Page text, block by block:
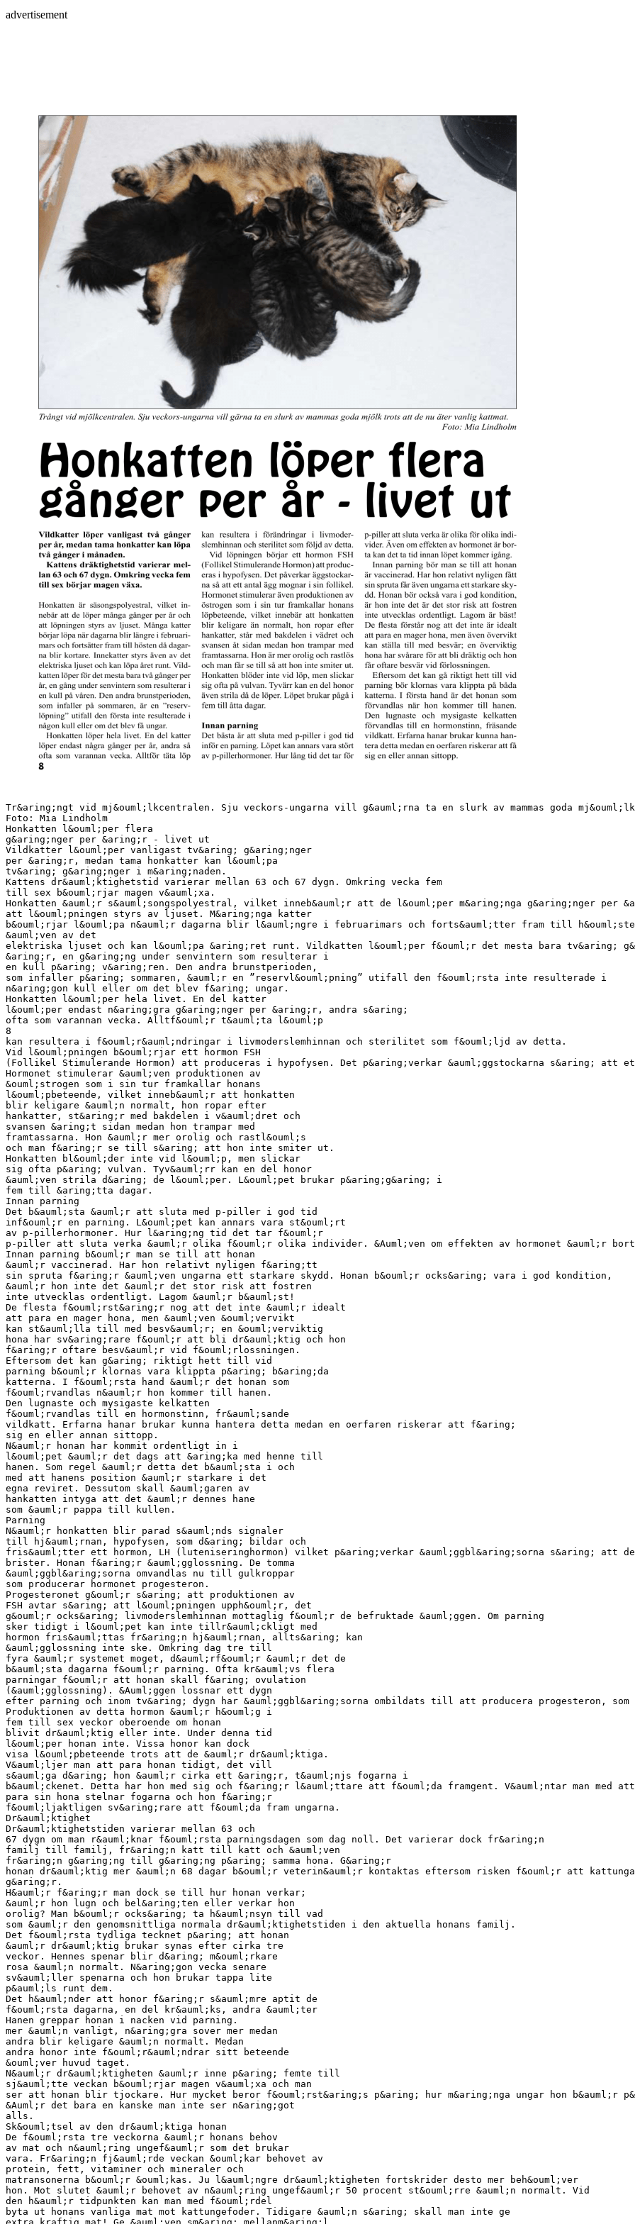
advertisement
Tr&aring;ngt vid mj&ouml;lkcentralen. Sju veckors-ungarna vill g&auml;rna ta en slurk av mammas goda mj&ouml;lk trots att de nu &auml;ter vanlig kattmat. Foto: Mia Lindholm Honkatten l&ouml;per flera g&aring;nger per &aring;r - livet ut Vildkatter l&ouml;per vanligast tv&aring; g&aring;nger per &aring;r, medan tama honkatter kan l&ouml;pa tv&aring; g&aring;nger i m&aring;naden. Kattens dr&auml;ktighetstid varierar mellan 63 och 67 dygn. Omkring vecka fem till sex b&ouml;rjar magen v&auml;xa. Honkatten &auml;r s&auml;songspolyestral, vilket inneb&auml;r att de l&ouml;per m&aring;nga g&aring;nger per &aring;r och att l&ouml;pningen styrs av ljuset. M&aring;nga katter b&ouml;rjar l&ouml;pa n&auml;r dagarna blir l&auml;ngre i februarimars och forts&auml;tter fram till h&ouml;sten d&aring; dagarna blir kortare. Innekatter styrs &auml;ven av det elektriska ljuset och kan l&ouml;pa &aring;ret runt. Vildkatten l&ouml;per f&ouml;r det mesta bara tv&aring; g&aring;nger per &aring;r, en g&aring;ng under senvintern som resulterar i en kull p&aring; v&aring;ren. Den andra brunstperioden, som infaller p&aring; sommaren, &auml;r en ”reservl&ouml;pning” utifall den f&ouml;rsta inte resulterade i n&aring;gon kull eller om det blev f&aring; ungar. Honkatten l&ouml;per hela livet. En del katter l&ouml;per endast n&aring;gra g&aring;nger per &aring;r, andra s&aring; ofta som varannan vecka. Alltf&ouml;r t&auml;ta l&ouml;p 8 kan resultera i f&ouml;r&auml;ndringar i livmoderslemhinnan och sterilitet som f&ouml;ljd av detta. Vid l&ouml;pningen b&ouml;rjar ett hormon FSH (Follikel Stimulerande Hormon) att produceras i hypofysen. Det p&aring;verkar &auml;ggstockarna s&aring; att ett antal &auml;gg mognar i sin follikel. Hormonet stimulerar &auml;ven produktionen av &ouml;strogen som i sin tur framkallar honans l&ouml;pbeteende, vilket inneb&auml;r att honkatten blir keligare &auml;n normalt, hon ropar efter hankatter, st&aring;r med bakdelen i v&auml;dret och svansen &aring;t sidan medan hon trampar med framtassarna. Hon &auml;r mer orolig och rastl&ouml;s och man f&aring;r se till s&aring; att hon inte smiter ut. Honkatten bl&ouml;der inte vid l&ouml;p, men slickar sig ofta p&aring; vulvan. Tyv&auml;rr kan en del honor &auml;ven strila d&aring; de l&ouml;per. L&ouml;pet brukar p&aring;g&aring; i fem till &aring;tta dagar. Innan parning Det b&auml;sta &auml;r att sluta med p-piller i god tid inf&ouml;r en parning. L&ouml;pet kan annars vara st&ouml;rt av p-pillerhormoner. Hur l&aring;ng tid det tar f&ouml;r p-piller att sluta verka &auml;r olika f&ouml;r olika individer. &Auml;ven om effekten av hormonet &auml;r borta kan det ta tid innan l&ouml;pet kommer ig&aring;ng. Innan parning b&ouml;r man se till att honan &auml;r vaccinerad. Har hon relativt nyligen f&aring;tt sin spruta f&aring;r &auml;ven ungarna ett starkare skydd. Honan b&ouml;r ocks&aring; vara i god kondition, &auml;r hon inte det &auml;r det stor risk att fostren inte utvecklas ordentligt. Lagom &auml;r b&auml;st! De flesta f&ouml;rst&aring;r nog att det inte &auml;r idealt att para en mager hona, men &auml;ven &ouml;vervikt kan st&auml;lla till med besv&auml;r; en &ouml;verviktig hona har sv&aring;rare f&ouml;r att bli dr&auml;ktig och hon f&aring;r oftare besv&auml;r vid f&ouml;rlossningen. Eftersom det kan g&aring; riktigt hett till vid parning b&ouml;r klornas vara klippta p&aring; b&aring;da katterna. I f&ouml;rsta hand &auml;r det honan som f&ouml;rvandlas n&auml;r hon kommer till hanen. Den lugnaste och mysigaste kelkatten f&ouml;rvandlas till en hormonstinn, fr&auml;sande vildkatt. Erfarna hanar brukar kunna hantera detta medan en oerfaren riskerar att f&aring; sig en eller annan sittopp. N&auml;r honan har kommit ordentligt in i l&ouml;pet &auml;r det dags att &aring;ka med henne till hanen. Som regel &auml;r detta det b&auml;sta i och med att hanens position &auml;r starkare i det egna reviret. Dessutom skall &auml;garen av hankatten intyga att det &auml;r dennes hane som &auml;r pappa till kullen. Parning N&auml;r honkatten blir parad s&auml;nds signaler till hj&auml;rnan, hypofysen, som d&aring; bildar och fris&auml;tter ett hormon, LH (luteniseringhormon) vilket p&aring;verkar &auml;ggbl&aring;sorna s&aring; att de brister. Honan f&aring;r &auml;gglossning. De tomma &auml;ggbl&aring;sorna omvandlas nu till gulkroppar som producerar hormonet progesteron. Progesteronet g&ouml;r s&aring; att produktionen av FSH avtar s&aring; att l&ouml;pningen upph&ouml;r, det g&ouml;r ocks&aring; livmoderslemhinnan mottaglig f&ouml;r de befruktade &auml;ggen. Om parning sker tidigt i l&ouml;pet kan inte tillr&auml;ckligt med hormon fris&auml;ttas fr&aring;n hj&auml;rnan, allts&aring; kan &auml;gglossning inte ske. Omkring dag tre till fyra &auml;r systemet moget, d&auml;rf&ouml;r &auml;r det de b&auml;sta dagarna f&ouml;r parning. Ofta kr&auml;vs flera parningar f&ouml;r att honan skall f&aring; ovulation (&auml;gglossning). &Auml;ggen lossnar ett dygn efter parning och inom tv&aring; dygn har &auml;ggbl&aring;sorna ombildats till att producera progesteron, som &auml;r ett dr&auml;ktighetshormon. Produktionen av detta hormon &auml;r h&ouml;g i fem till sex veckor oberoende om honan blivit dr&auml;ktig eller inte. Under denna tid l&ouml;per honan inte. Vissa honor kan dock visa l&ouml;pbeteende trots att de &auml;r dr&auml;ktiga. V&auml;ljer man att para honan tidigt, det vill s&auml;ga d&aring; hon &auml;r cirka ett &aring;r, t&auml;njs fogarna i b&auml;ckenet. Detta har hon med sig och f&aring;r l&auml;ttare att f&ouml;da framgent. V&auml;ntar man med att para sin hona stelnar fogarna och hon f&aring;r f&ouml;ljaktligen sv&aring;rare att f&ouml;da fram ungarna. Dr&auml;ktighet Dr&auml;ktighetstiden varierar mellan 63 och 67 dygn om man r&auml;knar f&ouml;rsta parningsdagen som dag noll. Det varierar dock fr&aring;n familj till familj, fr&aring;n katt till katt och &auml;ven fr&aring;n g&aring;ng till g&aring;ng p&aring; samma hona. G&aring;r honan dr&auml;ktig mer &auml;n 68 dagar b&ouml;r veterin&auml;r kontaktas eftersom risken f&ouml;r att kattungarna d&ouml;r &ouml;kar f&ouml;r varje dag som g&aring;r. H&auml;r f&aring;r man dock se till hur honan verkar; &auml;r hon lugn och bel&aring;ten eller verkar hon orolig? Man b&ouml;r ocks&aring; ta h&auml;nsyn till vad som &auml;r den genomsnittliga normala dr&auml;ktighetstiden i den aktuella honans familj. Det f&ouml;rsta tydliga tecknet p&aring; att honan &auml;r dr&auml;ktig brukar synas efter cirka tre veckor. Hennes spenar blir d&aring; m&ouml;rkare rosa &auml;n normalt. N&aring;gon vecka senare sv&auml;ller spenarna och hon brukar tappa lite p&auml;ls runt dem. Det h&auml;nder att honor f&aring;r s&auml;mre aptit de f&ouml;rsta dagarna, en del kr&auml;ks, andra &auml;ter Hanen greppar honan i nacken vid parning. mer &auml;n vanligt, n&aring;gra sover mer medan andra blir keligare &auml;n normalt. Medan andra honor inte f&ouml;r&auml;ndrar sitt beteende &ouml;ver huvud taget. N&auml;r dr&auml;ktigheten &auml;r inne p&aring; femte till sj&auml;tte veckan b&ouml;rjar magen v&auml;xa och man ser att honan blir tjockare. Hur mycket beror f&ouml;rst&aring;s p&aring; hur m&aring;nga